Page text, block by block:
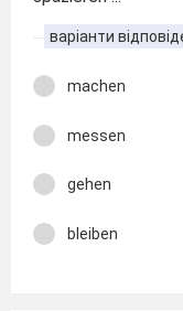
варіанти
machen
messen
gehen
bleiben